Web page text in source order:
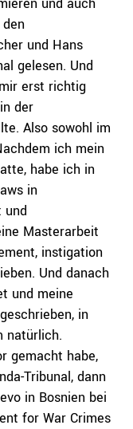
und Hans
gelesen. Und
erst richtig
der
Also sowohl im
ich mein
habe ich in
in
und
Masterarbeit
instigation
Und danach
und meine
in
natürlich.
gemacht habe,
Tribunal, dann
in Bosnien bei
for War Crimes